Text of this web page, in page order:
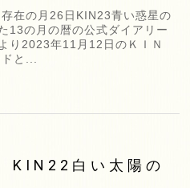
在の月26日KIN23青い惑星の
13の月の暦の公式ダイアリー
り2023年11月12日のＫＩＮ
と...
KIN22白い太陽の